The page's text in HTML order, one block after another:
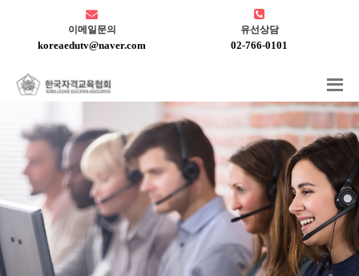
이메일문의
koreaedutv@naver.com
유선상담
02-766-0101